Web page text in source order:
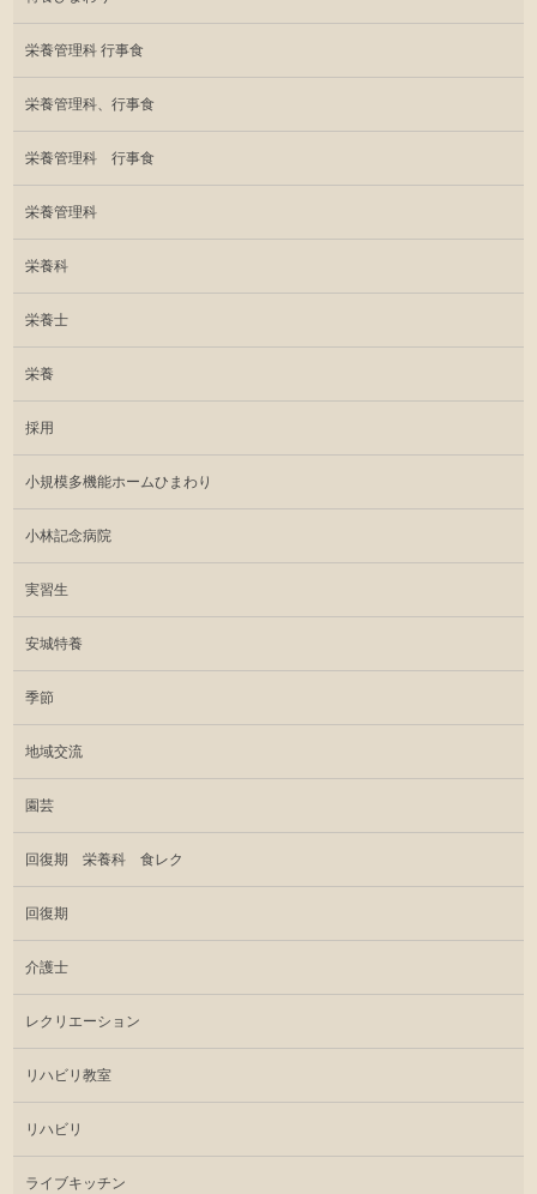
栄養管理科 行事食
栄養管理科、行事食
栄養管理科 行事食
栄養管理科
栄養科
栄養士
栄養
採用
小規模多機能ホームひまわり
小林記念病院
実習生
安城特養
季節
地域交流
園芸
回復期 栄養科 食レク
回復期
介護士
レクリエーション
リハビリ教室
リハビリ
ライブキッチン